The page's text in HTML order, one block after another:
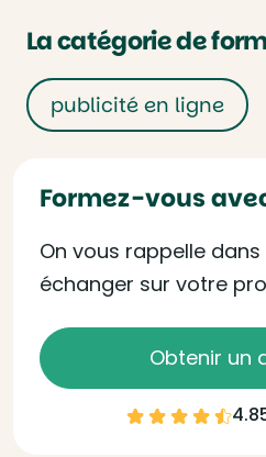
La catégorie de
publicité en ligne
Formez-vous
On vous rappelle
échanger sur votre
Obtenir un